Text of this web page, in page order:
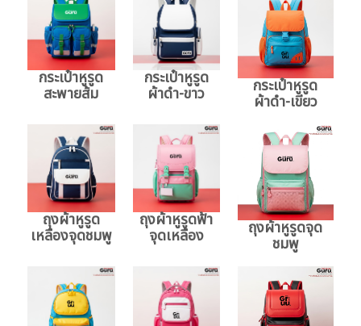
กระเป๋าหูรูด
สะพายส้ม
กระเป๋าหูรูด
ผ้าดำ-ขาว กระเป๋าหูรูด
ผ้าดำ-เขียว
ถุงผ้าหูรูด
เหลืองจุดชมพู
ถุงผ้าหูรูดฟ้า
จุดเหลือง ถุงผ้าหูรูดจุด
ชมพู